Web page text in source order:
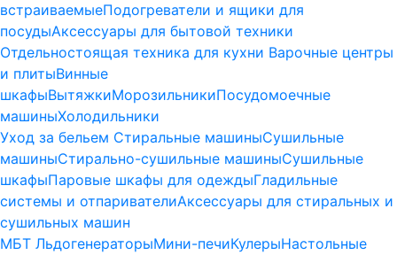
встраиваемыеПодогреватели и ящики для
посудыАксессуары для бытовой техники
Отдельностоящая техника для кухни Варочные центры
и плитыВинные
шкафыВытяжкиМорозильникиПосудомоечные
машиныХолодильники
Уход за бельем Стиральные машиныСушильные
машиныСтирально-сушильные машиныСушильные
шкафыПаровые шкафы для одеждыГладильные
системы и отпаривателиАксессуары для стиральных и
сушильных машин
МБТ ЛьдогенераторыМини-печиКулерыНастольные